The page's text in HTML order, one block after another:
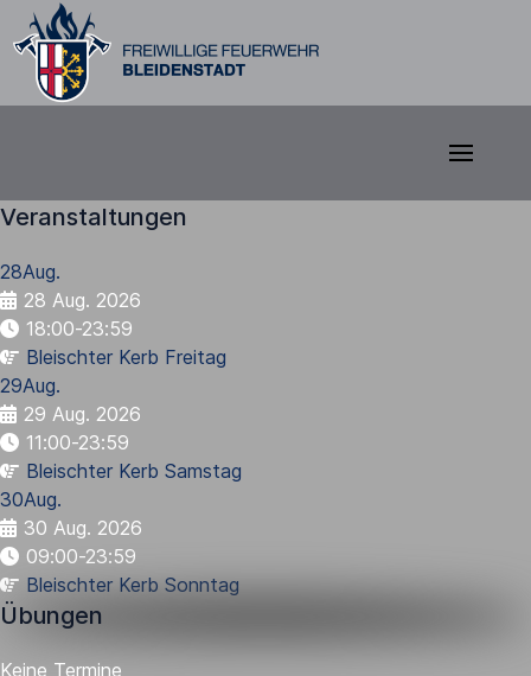
Veranstaltungen
28Aug.
28 Aug. 2026
18:00-23:59
Bleischter Kerb Freitag
29Aug.
29 Aug. 2026
11:00-23:59
Bleischter Kerb Samstag
30Aug.
30 Aug. 2026
09:00-23:59
Bleischter Kerb Sonntag
Übungen
Keine Termine